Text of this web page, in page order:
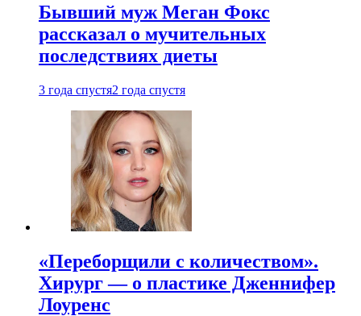
Бывший муж Меган Фокс
рассказал о мучительных
последствиях диеты
3 года спустя2 года спустя
«Переборщили с количеством».
Хирург — о пластике Дженнифер
Лоуренс